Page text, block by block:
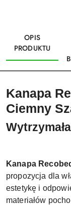
OPIS
PRODUKTU
Kanapa
Ciemny
Kanapa
propozycja dla
estetykę i
materiałów